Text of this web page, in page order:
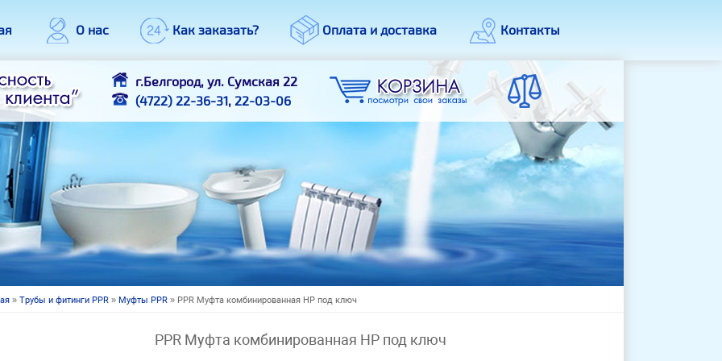
О нас Как заказать? Оплата и доставка Контакты
г.Белгород, ул. Сумская 22
(4722) 22-36-31, 22-03-06
» Трубы и фитинги PPR » Муфты PPR » PPR Муфта комбинированная НР под ключ
PPR Муфта комбинированная НР под ключ